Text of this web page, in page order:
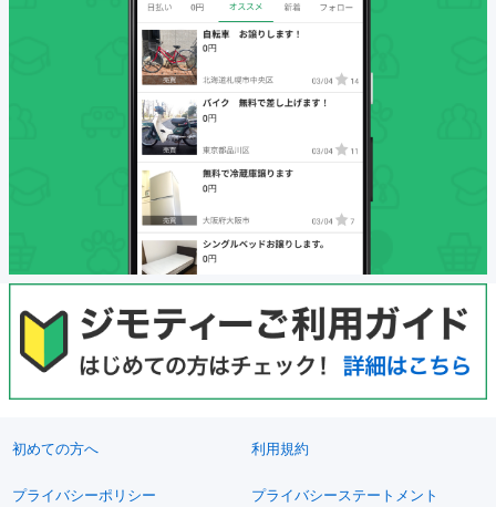
初めての方へ 利用規約
プライバシーポリシー プライバシーステートメント